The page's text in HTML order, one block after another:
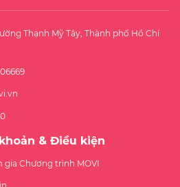
Thạnh Mỹ Tây, Thành phố Hồ Chí
& Điều kiện
Chương trình MOVI